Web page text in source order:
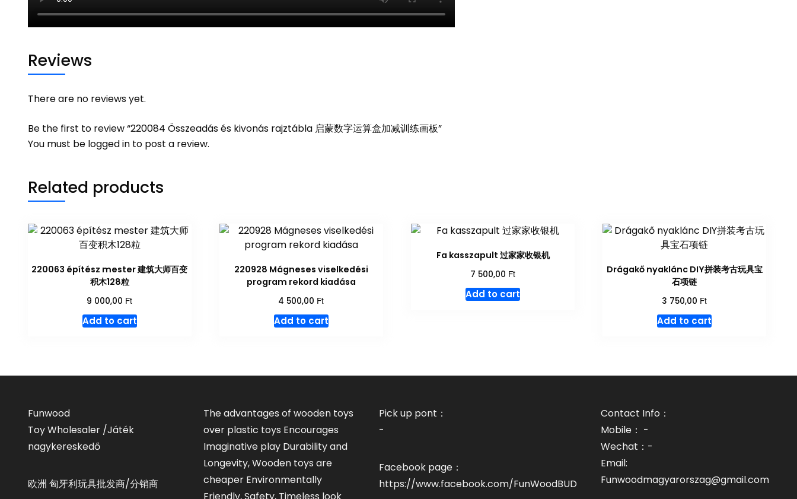
Reviews
There are no reviews yet.
Be the first to review “220084 Összeadás és kivonás rajztábla 启蒙数字运算盒加减训练画板”
You must be logged in to post a review.
Related products
220063 építész mester 建筑大师百变
积木128粒
9 000,00 Ft
Add to cart
220928 Mágneses viselkedési
program rekord kiadása
4 500,00 Ft
Add to cart
Fa kasszapult 过家家收银机
7 500,00 Ft
Add to cart
Drágakő nyaklánc DIY拼装考古玩具宝
石项链
3 750,00 Ft
Add to cart
Funwood
Toy Wholesaler /Játék
nagykereskedő
欧洲 匈牙利玩具批发商/分销商
The advantages of wooden toys
over plastic toys Encourages
Imaginative play Durability and
Longevity, Wooden toys are
cheaper Environmentally
Friendly, Safety, Timeless look
Pick up pont：
-
Facebook page：
https://www.facebook.com/FunWoodBUD
Contact Info：
Mobile： -
Wechat：-
Email:
Funwoodmagyarorszag@gmail.com